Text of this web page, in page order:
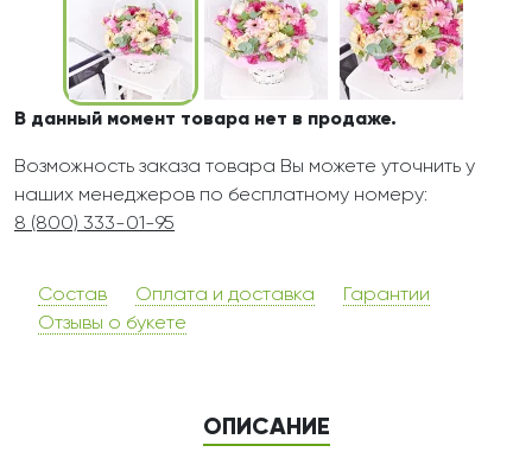
В данный момент товара нет в продаже.
Возможность заказа товара Вы можете уточнить у
наших менеджеров по бесплатному номеру:
8 (800) 333-01-95
Состав Оплата и доставка
Гарантии
Отзывы о букете
ОПИСАНИЕ